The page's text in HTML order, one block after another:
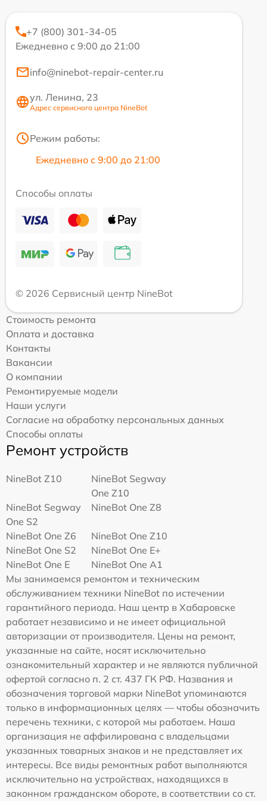
+7 (800) 301-34-05
Ежедневно с 9:00 до 21:00
info@ninebot-repair-center.ru
ул. Ленина, 23
Адрес сервисного центра NineBot
Режим работы:
Ежедневно с 9:00 до 21:00
Способы оплаты
© 2026 Сервисный центр NineBot
Стоимость ремонта
Оплата и доставка
Контакты
Вакансии
О компании
Ремонтируемые модели
Наши услуги
Согласие на обработку персональных данных
Способы оплаты
Ремонт устройств
NineBot Z10
NineBot Segway
One Z10
NineBot Segway
One S2
NineBot One Z8
NineBot One Z6
NineBot One Z10
NineBot One S2
NineBot One E+
NineBot One E
NineBot One A1
Мы занимаемся ремонтом и техническим
обслуживанием техники NineBot по истечении
гарантийного периода. Наш центр в Хабаровске
работает независимо и не имеет официальной
авторизации от производителя. Цены на ремонт,
указанные на сайте, носят исключительно
ознакомительный характер и не являются публичной
офертой согласно п. 2 ст. 437 ГК РФ. Названия и
обозначения торговой марки NineBot упоминаются
только в информационных целях — чтобы обозначить
перечень техники, с которой мы работаем. Наша
организация не аффилирована с владельцами
указанных товарных знаков и не представляет их
интересы. Все виды ремонтных работ выполняются
исключительно на устройствах, находящихся в
законном гражданском обороте, в соответствии со ст.